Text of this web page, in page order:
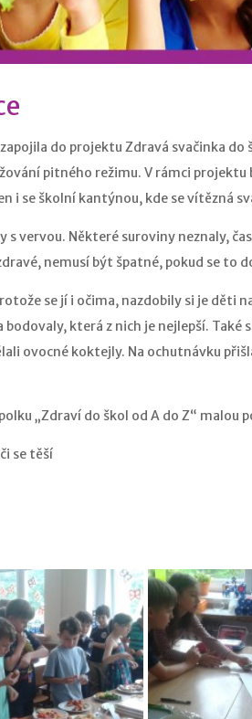
do projektu Zdravá svačinka
pitného režimu. V rámci
i se školní kantýnou, kde se vítězná
s vervou. Některé suroviny neznaly,
nemusí být špatné, pokud se to
se jí i očima, nazdobily si je děti
která z nich je nejlepší. Také
ovocné koktejly. Na ochutnávku
„Zdraví do škol od A do Z“
se těší